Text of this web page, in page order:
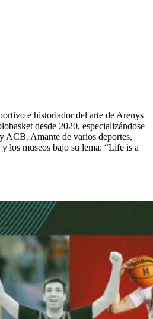
e historiador del arte de Arenys
desde 2020, especializándose
Amante de varios deportes,
los museos bajo su lema: “Life is a